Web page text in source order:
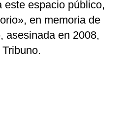
este espacio público,
en memoria de
asesinada en 2008,